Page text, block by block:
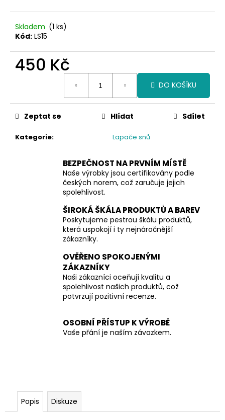
Skladem (1 ks)
Kód: LS15
450 Kč
DO KOŠÍKU
Kategorie: Lapače snů
Zeptat se Hlídat Sdílet
BEZPEČNOST NA PRVNÍM MÍSTĚ
Naše výrobky jsou certifikovány podle
českých norem, což zaručuje jejich
spolehlivost.
ŠIROKÁ ŠKÁLA PRODUKTŮ A BAREV
Poskytujeme pestrou škálu produktů,
která uspokojí i ty nejnáročnější
zákazníky.
OVĚŘENO SPOKOJENÝMI
ZÁKAZNÍKY
Naši zákazníci oceňují kvalitu a
spolehlivost našich produktů, což
potvrzují pozitivní recenze.
OSOBNÍ PŘÍSTUP K VÝROBĚ
Vaše přání je naším závazkem.
Popis Diskuze